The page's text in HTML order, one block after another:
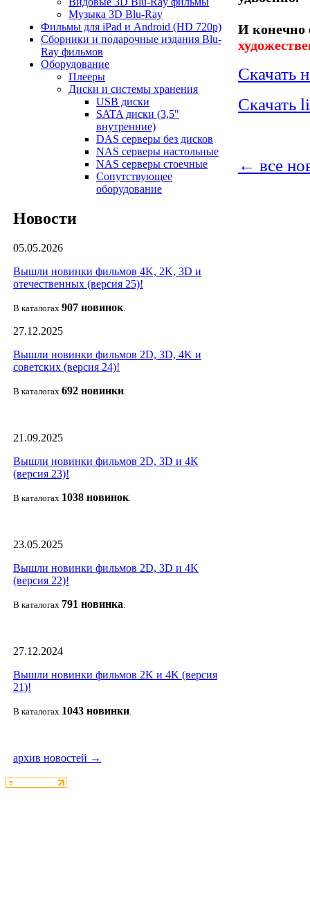
Музыка 3D Blu-Ray
Фильмы для iPad и Android (HD 720p)
Сборники и подарочные издания Blu-
Ray фильмов
Оборудование
Плееры
Диски и системы хранения
USB диски
SATA диски (3,5"
внутренние)
DAS серверы без дисков
NAS серверы настольные
NAS серверы стоечные
Сопутствующее
оборудование
Новости
05.05.2026
Вышли новинки фильмов 4K, 2K, 3D и
отечественных (версия 25)!
В каталогах 907 новинок.
27.12.2025
Вышли новинки фильмов 2D, 3D, 4K и
советских (версия 24)!
В каталогах 692 новинки.
21.09.2025
Вышли новинки фильмов 2D, 3D и 4K
(версия 23)!
В каталогах 1038 новинок.
23.05.2025
Вышли новинки фильмов 2D, 3D и 4K
(версия 22)!
В каталогах 791 новинка.
27.12.2024
Вышли новинки фильмов 2K и 4K (версия
21)!
В каталогах 1043 новинки.
архив новостей →
И
Скачать
Скачать
← все